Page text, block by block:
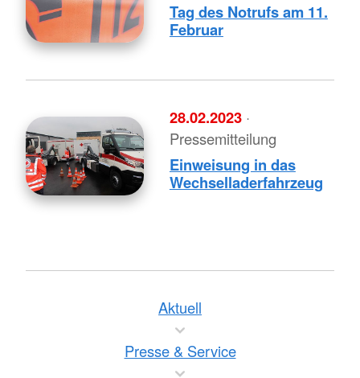
Tag des Notrufs am 11.
Februar
28.02.2023 ·
Pressemitteilung
Einweisung in das
Wechselladerfahrzeug
Aktuell
Presse & Service